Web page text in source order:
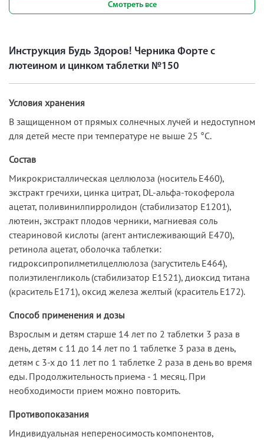
Смотреть все
Инструкция Будь Здоров! Черника Форте с
лютеином и цинком таблетки №150
Условия хранения
В защищенном от прямых солнечных лучей и недоступном
для детей месте при температуре не выше 25 °С.
Состав
Микрокристаллическая целлюлоза (носитель Е460),
экстракт гречихи, цинка цитрат, DL-альфа-токоферола
ацетат, поливинилпирролидон (стабилизатор Е1201),
лютеин, экстракт плодов черники, магниевая соль
стеариновой кислоты (агент антислеживающий Е470),
ретинола ацетат, оболочка таблетки:
гидроксипропилметилцеллюлоза (загуститель Е464),
полиэтиленгликоль (стабилизатор Е1521), диоксид титана
(краситель Е171), оксид железа желтый (краситель Е172).
Способ применения и дозы
Взрослым и детям старше 14 лет по 2 таблетки 3 раза в
день, детям с 11 до 14 лет по 1 таблетке 3 раза в день,
детям с 3-х до 11 лет по 1 таблетке 2 раза в день во время
еды. Продолжительность приема - 1 месяц. При
необходимости прием можно повторить.
Противопоказания
Индивидуальная непереносимость компонентов,